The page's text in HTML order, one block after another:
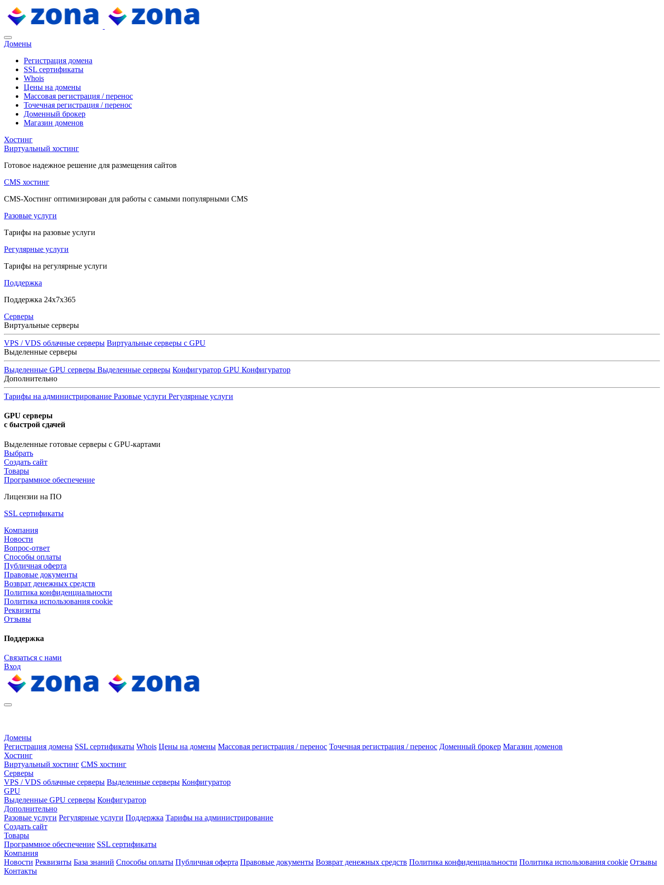
Домены
Регистрация домена
SSL сертификаты
Whois
Цены на домены
Массовая регистрация / перенос
Точечная регистрация / перенос
Доменный брокер
Магазин доменов
Хостинг
Виртуальный хостинг
Готовое надежное решение для размещения сайтов
CMS хостинг
CMS-Хостинг оптимизирован для работы с самыми популярными CMS
Разовые услуги
Тарифы на разовые услуги
Регулярные услуги
Тарифы на регулярные услуги
Поддержка
Поддержка 24x7x365
Серверы
Виртуальные серверы
VPS / VDS облачные серверы Виртуальные серверы с GPU
Выделенные серверы
Выделенные GPU серверы Выделенные серверы Конфигуратор GPU Конфигуратор
Дополнительно
Тарифы на администрирование Разовые услуги Регулярные услуги
GPU серверы
с быстрой сдачей
Выделенные готовые серверы с GPU-картами
Выбрать
Создать сайт
Товары
Программное обеспечение
Лицензии на ПО
SSL сертификаты
Компания
Новости
Вопрос-ответ
Способы оплаты
Публичная оферта
Правовые документы
Возврат денежных средств
Политика конфиденциальности
Политика использования cookie
Реквизиты
Отзывы
Поддержка
Связаться с нами
Вход
Домены
Регистрация домена SSL сертификаты Whois Цены на домены Массовая регистрация / перенос Точечная регистрация / перенос Доменный брокер Магазин доменов
Хостинг
Виртуальный хостинг CMS хостинг
Серверы
VPS / VDS облачные серверы Выделенные серверы Конфигуратор
GPU
Выделенные GPU серверы Конфигуратор
Дополнительно
Разовые услуги Регулярные услуги Поддержка Тарифы на администрирование
Создать сайт
Товары
Программное обеспечение SSL сертификаты
Компания
Новости Реквизиты База знаний Способы оплаты Публичная оферта Правовые документы Возврат денежных средств Политика конфиденциальности Политика использования cookie Отзывы
Контакты